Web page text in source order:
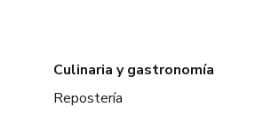
Culinaria y gastronomía
Repostería